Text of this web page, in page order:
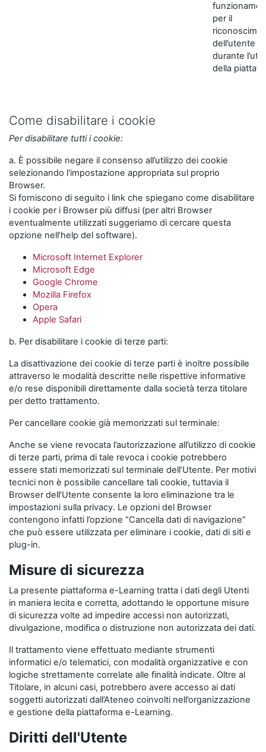
per il
dell’utente
durante
della
Come disabilitare i cookie
Per disabilitare tutti i cookie:
a. È possibile negare il consenso all’utilizzo dei cookie
selezionando l'impostazione appropriata sul proprio
Browser.
Si forniscono di seguito i link che spiegano come disabilitare
i cookie per i Browser più diffusi (per altri Browser
eventualmente utilizzati suggeriamo di cercare questa
opzione nell’help del software).
Microsoft Internet Explorer
Microsoft Edge
Google Chrome
Mozilla Firefox
Opera
Apple Safari
b. Per disabilitare i cookie di terze parti:
La disattivazione dei cookie di terze parti è inoltre possibile
attraverso le modalità descritte nelle rispettive informative
e/o rese disponibili direttamente dalla società terza titolare
per detto trattamento.
Per cancellare cookie già memorizzati sul terminale:
Anche se viene revocata l’autorizzazione all’utilizzo di cookie
di terze parti, prima di tale revoca i cookie potrebbero
essere stati memorizzati sul terminale dell’Utente. Per motivi
tecnici non è possibile cancellare tali cookie, tuttavia il
Browser dell’Utente consente la loro eliminazione tra le
impostazioni sulla privacy. Le opzioni del Browser
contengono infatti l’opzione “Cancella dati di navigazione”
che può essere utilizzata per eliminare i cookie, dati di siti e
plug-in.
Misure di sicurezza
La presente piattaforma e-Learning tratta i dati degli Utenti
in maniera lecita e corretta, adottando le opportune misure
di sicurezza volte ad impedire accessi non autorizzati,
divulgazione, modifica o distruzione non autorizzata dei dati.
Il trattamento viene effettuato mediante strumenti
informatici e/o telematici, con modalità organizzative e con
logiche strettamente correlate alle finalità indicate. Oltre al
Titolare, in alcuni casi, potrebbero avere accesso ai dati
soggetti autorizzati dall’Ateneo coinvolti nell’organizzazione
e gestione della piattaforma e-Learning.
Diritti dell'Utente